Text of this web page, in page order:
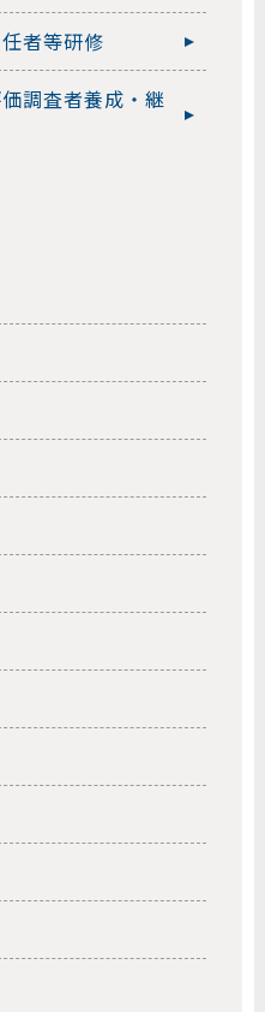
者等研修
調査者養成・継